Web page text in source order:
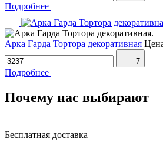
Подробнее
Арка Гарда Тортора декоративная
7
Подробнее
Почему нас выбирают
Бесплатная доставка